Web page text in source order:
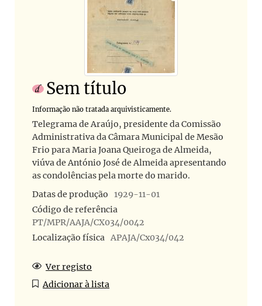
Sem título
Informação não tratada arquivisticamente.
Telegrama de Araújo, presidente da Comissão
Administrativa da Câmara Municipal de Mesão
Frio para Maria Joana Queiroga de Almeida,
viúva de António José de Almeida apresentando
as condolências pela morte do marido.
Datas de produção
1929-11-01
Código de referência
PT/MPR/AAJA/CX034/0042
Localização física APAJA/Cx034/042
Ver registo
Adicionar à lista